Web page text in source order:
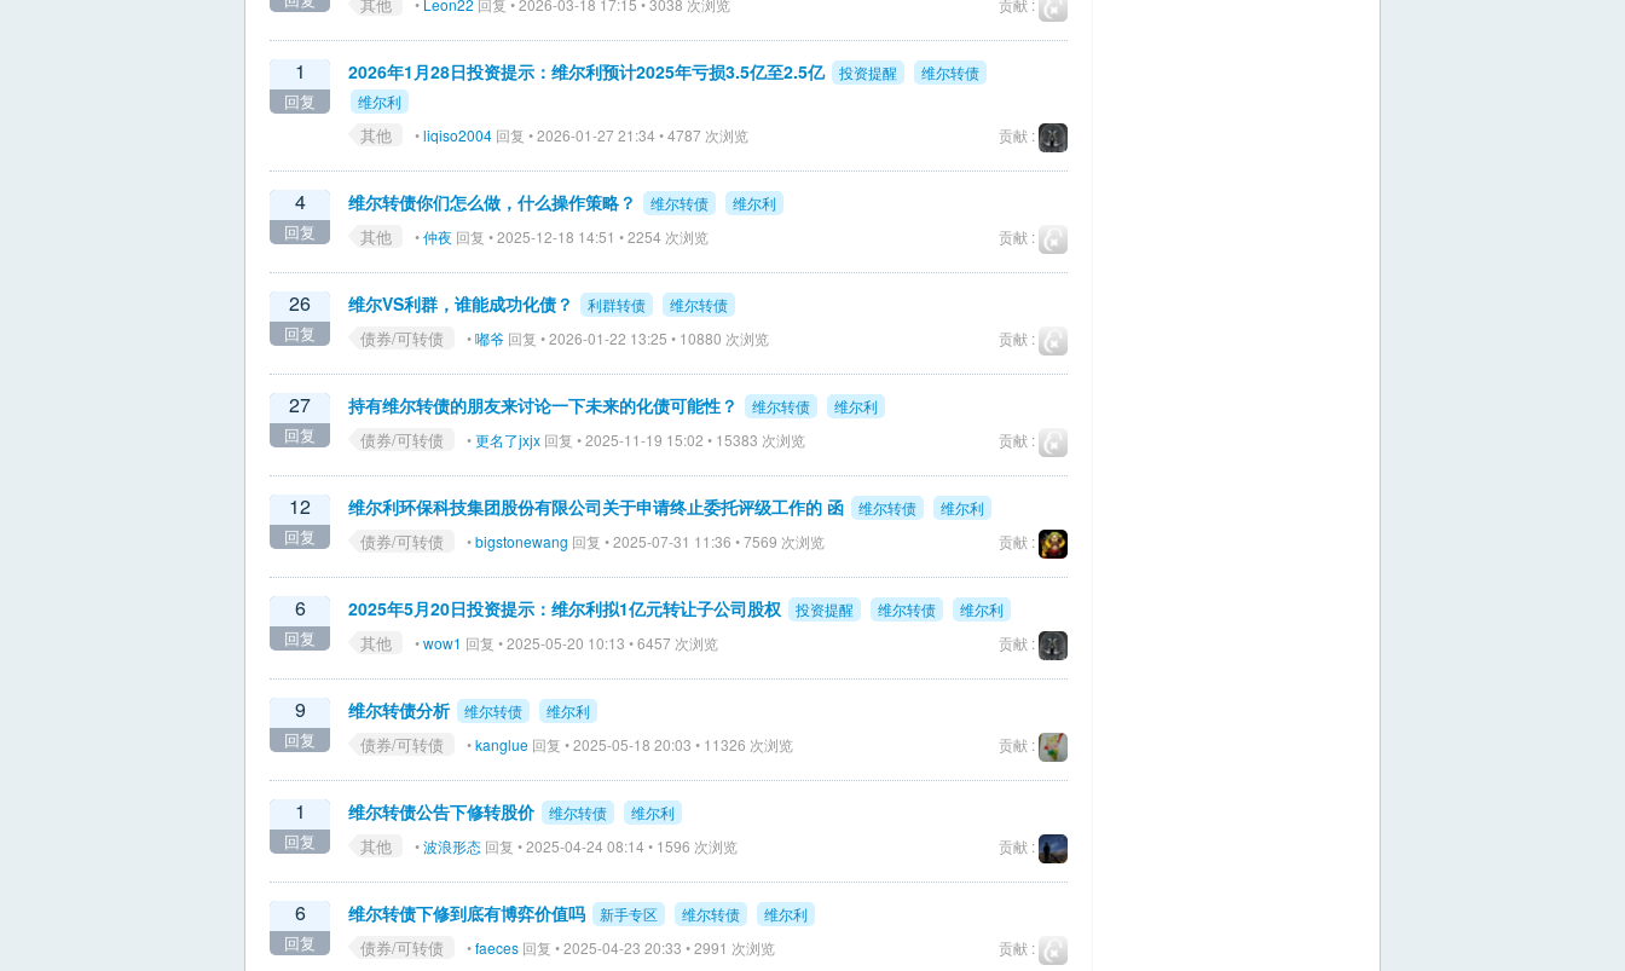
贡献 :
• Leon22 回复 • 2026-03-18 17:15 • 3038 次浏览
1
回复
2026年1月28日投资提示：维尔利预计2025年亏损3.5亿至2.5亿 投资提醒
维尔转债
维尔利
贡献 :
其他 •liqiso2004 回复 • 2026-01-27 21:34 • 4787 次浏览
4
回复
维尔转债你们怎么做，什么操作策略？ 维尔转债
维尔利
贡献 :
其他 •仲夜 回复 • 2025-12-18 14:51 • 2254 次浏览
26
回复
维尔VS利群，谁能成功化债？ 利群转债
维尔转债
贡献 :
债券/可转债 •嘟爷 回复 • 2026-01-22 13:25 • 10880 次浏览
27
回复
持有维尔转债的朋友来讨论一下未来的化债可能性？ 维尔转债
维尔利
贡献 :
债券/可转债 •更名了jxjx 回复 • 2025-11-19 15:02 • 15383 次浏览
12
回复
维尔利环保科技集团股份有限公司关于申请终止委托评级工作的 函 维尔转债
维尔利
贡献 :
债券/可转债 •bigstonewang 回复 • 2025-07-31 11:36 • 7569 次浏览
6
回复
2025年5月20日投资提示：维尔利拟1亿元转让子公司股权 投资提醒 维尔转债
维尔利
贡献 :
其他 •wow1 回复 • 2025-05-20 10:13 • 6457 次浏览
9
回复
维尔转债分析 维尔转债
维尔利
贡献 :
债券/可转债 •kanglue 回复 • 2025-05-18 20:03 • 11326 次浏览
1
回复
维尔转债公告下修转股价 维尔转债
维尔利
贡献 :
其他 •波浪形态 回复 • 2025-04-24 08:14 • 1596 次浏览
6
回复
维尔转债下修到底有博弈价值吗 新手专区 维尔转债
维尔利
贡献 :
债券/可转债 •faeces 回复 • 2025-04-23 20:33 • 2991 次浏览